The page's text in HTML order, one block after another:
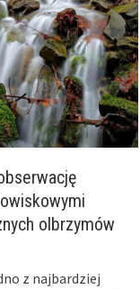
olbrzymów
z najbardziej